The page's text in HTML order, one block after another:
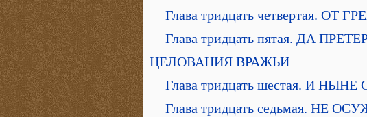
Глава тридцать четвертая.
Глава тридцать пятая. ДА
ЦЕЛОВАНИЯ ВРАЖЬИ
Глава тридцать шестая. И
Глава тридцать седьмая.